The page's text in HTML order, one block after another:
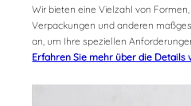
Wir bieten eine Vielzahl von
Verpackungen und anderen
an, um Ihre speziellen
Erfahren Sie mehr über die Details